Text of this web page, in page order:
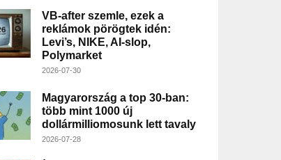
VB-after szemle, ezek a
reklámok pörögtek idén:
Levi’s, NIKE, AI-slop,
Polymarket
2026-07-30
Magyarország a top 30-ban:
több mint 1000 új
dollármilliomosunk lett tavaly
2026-07-28